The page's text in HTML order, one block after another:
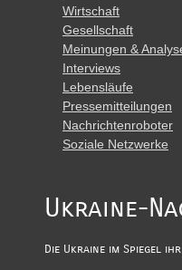
Wirtschaft
Gesellschaft
Meinungen &
Interviews
Lebensläufe
Pressemitteilungen
Nachrichtenroboter
Soziale Netzwerke
Ukraine-
Die Ukraine im Spiegel